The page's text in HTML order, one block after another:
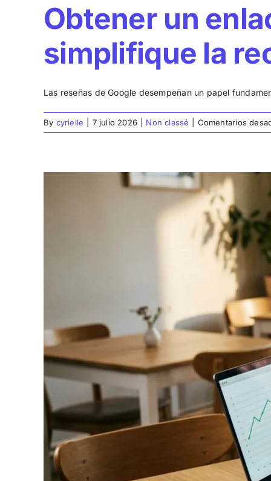
Obtener un
simplifique la
Las reseñas de Google desempeñan un papel
By cyrielle 7 julio 2026 Non classé Comentarios